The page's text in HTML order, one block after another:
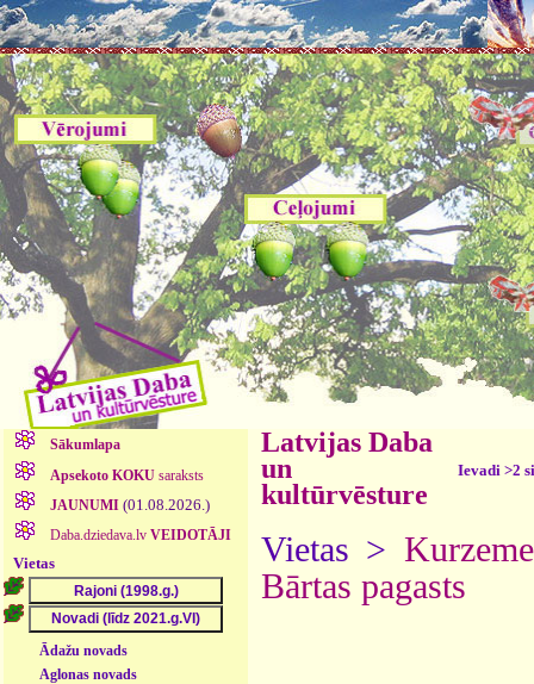
Sākumlapa
Apsekoto KOKUsaraksts
JAUNUMI (01.08.2026.)
Daba.dziedava.lv VEIDOTĀJI
Vietas
Ādažu novads
Aglonas novads
Latvijas Daba
un
kultūrvēsture
Ievadi >2
Vietas > Kurzeme
Bārtas pagasts